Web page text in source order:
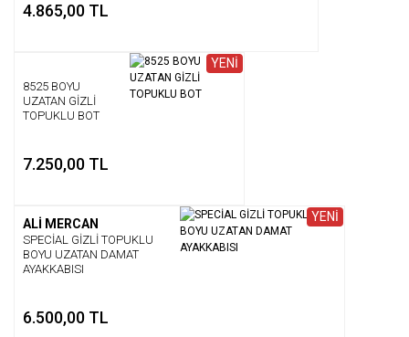
4.865,00 TL
YENİ
8525 BOYU
UZATAN GİZLİ
TOPUKLU BOT
7.250,00 TL
YENİ
ALİ MERCAN
SPECİAL GİZLİ TOPUKLU
BOYU UZATAN DAMAT
AYAKKABISI
6.500,00 TL